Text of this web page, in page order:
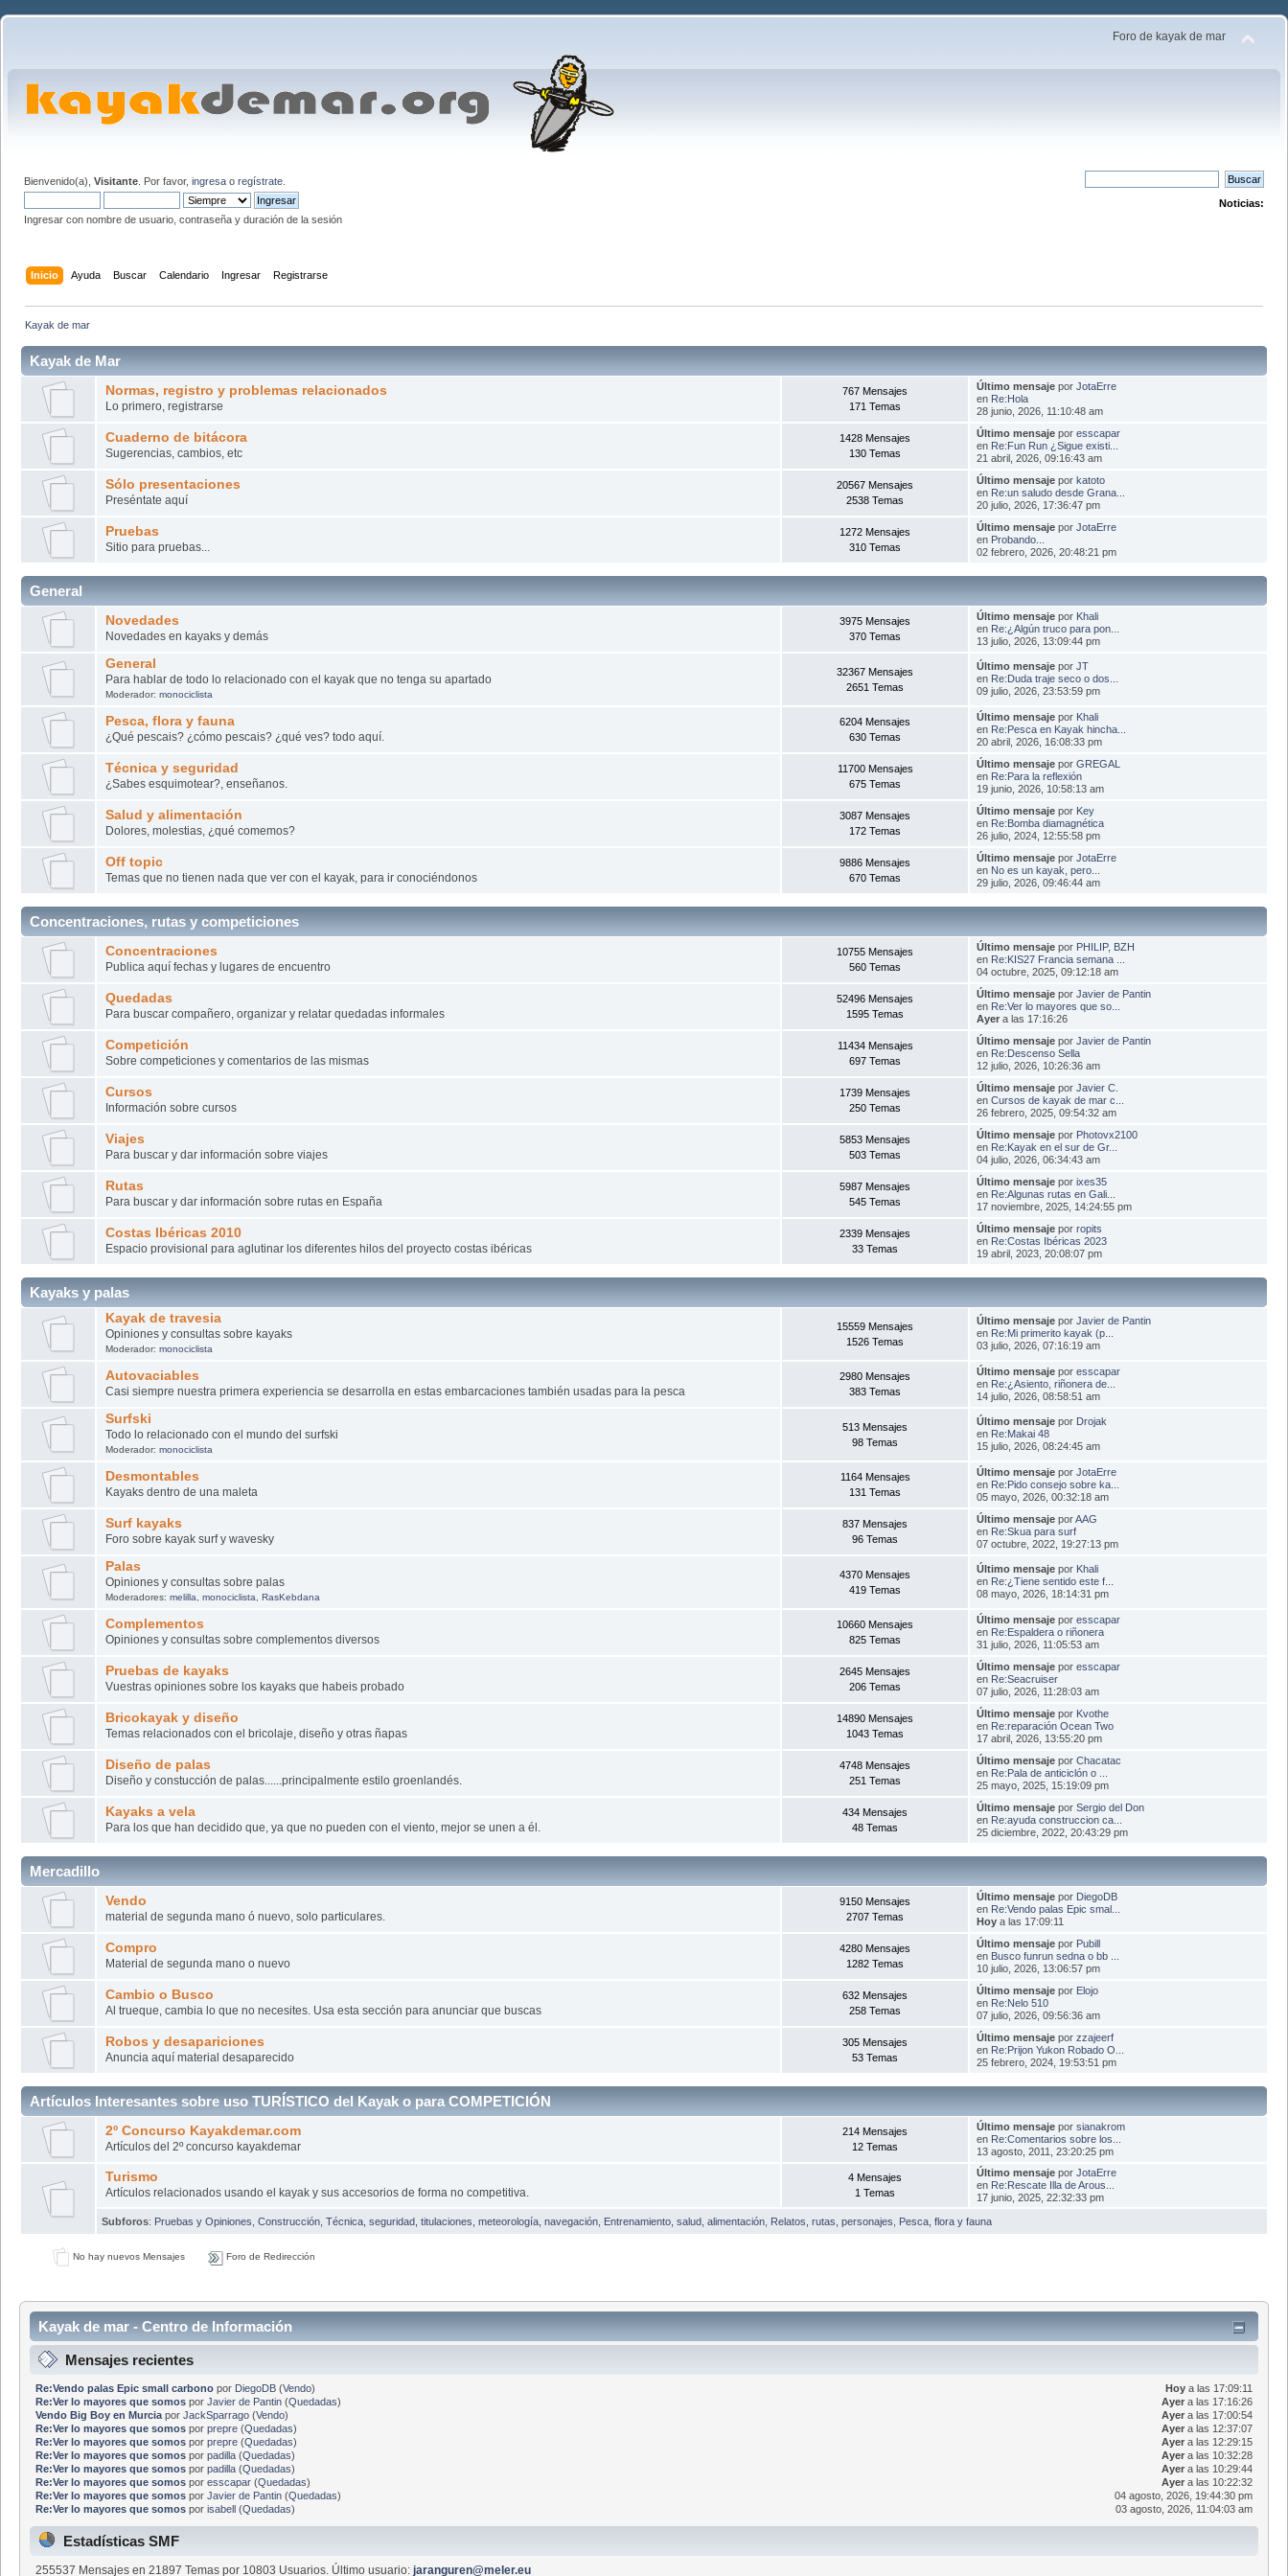
Foro de kayak de mar
Bienvenido(a), Visitante . Por favor, ingresa o regístrate
Ingresar con nombre de usuario, contraseña y duración de la sesión
Noticias:
Inicio Ayuda Buscar Calendario Ingresar Registrarse
Kayak de mar
Kayak de Mar
Normas, registro y problemas relacionados
Lo primero, registrarse
767 Mensajes
171 Temas
Último mensaje porJotaErre
en Re:Hola
28 junio, 2026, 11:10:48 am
Cuaderno de bitácora
Sugerencias, cambios, etc
1428 Mensajes
130 Temas
Último mensaje poresscapar
en Re:Fun Run ¿Sigue existi...
21 abril, 2026, 09:16:43 am
Sólo presentaciones
Preséntate aquí
20567 Mensajes
2538 Temas
Último mensaje porkatoto
en Re:un saludo desde Grana...
20 julio, 2026, 17:36:47 pm
Pruebas
Sitio para pruebas...
1272 Mensajes
310 Temas
Último mensaje porJotaErre
en Probando...
02 febrero, 2026, 20:48:21 pm
General
Novedades
Novedades en kayaks y demás
3975 Mensajes
370 Temas
Último mensaje por Khali
en Re:¿Algún truco para pon...
13 julio, 2026, 13:09:44 pm
General
Para hablar de todo lo relacionado con el kayak que no tenga su apartado
Moderador: monociclista
32367 Mensajes
2651 Temas
Último mensaje porJT
en Re:Duda traje seco o dos...
09 julio, 2026, 23:53:59 pm
Pesca, flora y fauna
¿Qué pescais? ¿cómo pescais? ¿qué ves? todo aquí.
6204 Mensajes
630 Temas
Último mensaje por Khali
en Re:Pesca en Kayak hincha...
20 abril, 2026, 16:08:33 pm
Técnica y seguridad
¿Sabes esquimotear?, enseñanos.
11700 Mensajes
675 Temas
Último mensaje porGREGAL
en Re:Para la reflexión
19 junio, 2026, 10:58:13 am
Salud y alimentación
Dolores, molestias, ¿qué comemos?
3087 Mensajes
172 Temas
Último mensaje por Key
en Re:Bomba diamagnética
26 julio, 2024, 12:55:58 pm
Off topic
Temas que no tienen nada que ver con el kayak, para ir conociéndonos
9886 Mensajes
670 Temas
Último mensaje porJotaErre
en No es un kayak, pero...
29 julio, 2026, 09:46:44 am
Concentraciones, rutas y competiciones
Concentraciones
Publica aquí fechas y lugares de encuentro
10755 Mensajes
560 Temas
Último mensaje por PHILIP, BZH
en Re:KIS27 Francia semana ...
04 octubre, 2025, 09:12:18 am
Quedadas
Para buscar compañero, organizar y relatar quedadas informales
52496 Mensajes
1595 Temas
Último mensaje porJavier de Pantin
en Re:Ver lo mayores que so...
Ayer a las 17:16:26
Competición
Sobre competiciones y comentarios de las mismas
11434 Mensajes
697 Temas
Último mensaje porJavier de Pantin
en Re:Descenso Sella
12 julio, 2026, 10:26:36 am
Cursos
Información sobre cursos
1739 Mensajes
250 Temas
Último mensaje porJavier C.
enCursos de kayak de mar c...
26 febrero, 2025, 09:54:32 am
Viajes
Para buscar y dar información sobre viajes
5853 Mensajes
503 Temas
Último mensaje por Photovx2100
en Re:Kayak en el sur de Gr...
04 julio, 2026, 06:34:43 am
Rutas
Para buscar y dar información sobre rutas en España
5987 Mensajes
545 Temas
Último mensaje porixes35
en Re:Algunas rutas en Gali...
17 noviembre, 2025, 14:24:55 pm
Costas Ibéricas 2010
Espacio provisional para aglutinar los diferentes hilos del proyecto costas ibéricas
2339 Mensajes
33 Temas
Último mensaje porropits
en Re:Costas Ibéricas 2023
19 abril, 2023, 20:08:07 pm
Kayaks y palas
Kayak de travesia
Opiniones y consultas sobre kayaks
Moderador: monociclista
15559 Mensajes
1526 Temas
Último mensaje porJavier de Pantin
en Re:Mi primerito kayak (p...
03 julio, 2026, 07:16:19 am
Autovaciables
Casi siempre nuestra primera experiencia se desarrolla en estas embarcaciones también usadas para la pesca
2980 Mensajes
383 Temas
Último mensaje poresscapar
en Re:¿Asiento, riñonera de...
14 julio, 2026, 08:58:51 am
Surfski
Todo lo relacionado con el mundo del surfski
Moderador: monociclista
513 Mensajes
98 Temas
Último mensaje por Drojak
en Re:Makai 48
15 julio, 2026, 08:24:45 am
Desmontables
Kayaks dentro de una maleta
1164 Mensajes
131 Temas
Último mensaje porJotaErre
en Re:Pido consejo sobre ka...
05 mayo, 2026, 00:32:18 am
Surf kayaks
Foro sobre kayak surf y wavesky
837 Mensajes
96 Temas
Último mensaje porAAG
en Re:Skua para surf
07 octubre, 2022, 19:27:13 pm
Palas
Opiniones y consultas sobre palas
Moderadores: melilla monociclista RasKebdana
4370 Mensajes
419 Temas
Último mensaje por Khali
en Re:¿Tiene sentido este f...
08 mayo, 2026, 18:14:31 pm
Complementos
Opiniones y consultas sobre complementos diversos
10660 Mensajes
825 Temas
Último mensaje poresscapar
en Re:Espaldera o riñonera
31 julio, 2026, 11:05:53 am
Pruebas de kayaks
Vuestras opiniones sobre los kayaks que habeis probado
2645 Mensajes
206 Temas
Último mensaje poresscapar
en Re:Seacruiser
07 julio, 2026, 11:28:03 am
Bricokayak y diseño
Temas relacionados con el bricolaje, diseño y otras ñapas
14890 Mensajes
1043 Temas
Último mensaje por Kvothe
en Re:reparación Ocean Two
17 abril, 2026, 13:55:20 pm
Diseño de palas
Diseño y constucción de palas......principalmente estilo groenlandés.
4748 Mensajes
251 Temas
Último mensaje porChacatac
en Re:Pala de anticiclón o ...
25 mayo, 2025, 15:19:09 pm
Kayaks a vela
Para los que han decidido que, ya que no pueden con el viento, mejor se unen a él.
434 Mensajes
48 Temas
Último mensaje porSergio del Don
en Re:ayuda construccion ca...
25 diciembre, 2022, 20:43:29 pm
Mercadillo
Vendo
material de segunda mano ó nuevo, solo particulares.
9150 Mensajes
2707 Temas
Último mensaje por DiegoDB
en Re:Vendo palas Epic smal...
Hoy a las 17:09:11
Compro
Material de segunda mano o nuevo
4280 Mensajes
1282 Temas
Último mensaje por Pubill
en Busco funrun sedna o bb ...
10 julio, 2026, 13:06:57 pm
Cambio o Busco
Al trueque, cambia lo que no necesites. Usa esta sección para anunciar que buscas
632 Mensajes
258 Temas
Último mensaje por Elojo
en Re:Nelo 510
07 julio, 2026, 09:56:36 am
Robos y desapariciones
Anuncia aquí material desaparecido
305 Mensajes
53 Temas
Último mensaje porzzajeerf
en Re:Prijon Yukon Robado O...
25 febrero, 2024, 19:53:51 pm
Artículos Interesantes sobre uso TURÍSTICO del Kayak o para COMPETICIÓN
2º Concurso Kayakdemar.com
Artículos del 2º concurso kayakdemar
214 Mensajes
12 Temas
Último mensaje porsianakrom
en Re:Comentarios sobre los...
13 agosto, 2011, 23:20:25 pm
Turismo
Artículos relacionados usando el kayak y sus accesorios de forma no competitiva.
4 Mensajes
1 Temas
Último mensaje porJotaErre
en Re:Rescate Illa de Arous...
17 junio, 2025, 22:32:33 pm
Subforos: Pruebas y Opiniones Construcción Técnica, seguridad, titulaciones, meteorología, navegación Entrenamiento, salud, alimentación Relatos, rutas, personajes Pesca, flora y fauna
No hay nuevos Mensajes Foro de Redirección
Kayak de mar - Centro de Información
Mensajes recientes
Re:Vendo palas Epic small carbono por DiegoDB(Vendo) Hoy a las 17:09:11
Re:Ver lo mayores que somospor Javier de Pantin(Quedadas) Ayer a las 17:16:26
Vendo Big Boy en Murciapor JackSparrago(Vendo) Ayer a las 17:00:54
Re:Ver lo mayores que somospor prepre(Quedadas) Ayer a las 12:37:07
Re:Ver lo mayores que somospor prepre(Quedadas) Ayer a las 12:29:15
Re:Ver lo mayores que somospor padilla(Quedadas) Ayer a las 10:32:28
Re:Ver lo mayores que somospor padilla(Quedadas) Ayer a las 10:29:44
Re:Ver lo mayores que somospor esscapar(Quedadas) Ayer a las 10:22:32
Re:Ver lo mayores que somospor Javier de Pantin(Quedadas)
04 agosto, 2026, 19:44:30 pm
Re:Ver lo mayores que somospor isabell(Quedadas) 03 agosto, 2026, 11:04:03 am
Estadísticas SMF
255537 Mensajes en 21897 Temas por 10803 Usuarios. Último usuario:jaranguren@meler.eu